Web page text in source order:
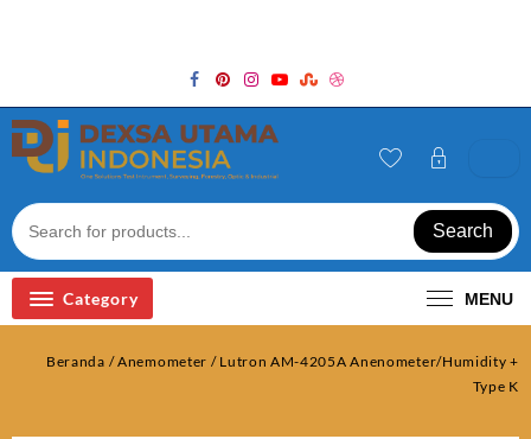
Search
Category MENU
Beranda /Anemometer / Lutron AM-4205A Anenometer/Humidity +
Type K